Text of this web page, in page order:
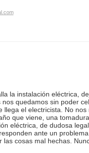
la instalación eléctrica,
quedamos sin poder
el electricista. No
que viene, una
eléctrica, de dudosa
ante un
cosas mal hechas.